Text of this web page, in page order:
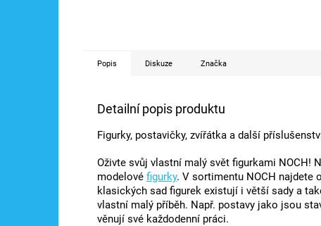
Popis Diskuze Značka
Detailní popis produktu
Figurky, postavičky, zvířátka a další
Oživte svůj vlastní malý svět figurkami NOCH!
modelové figurky. V sortimentu NOCH najdete
klasických sad figurek existují i ​​větší sady a
vlastní malý příběh. Např. postavy jako jsou
věnují své každodenní práci.